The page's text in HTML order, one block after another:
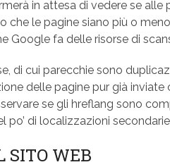
in attesa di vedere se alle
le pagine siano più o
Google fa delle risorse di
di cui parecchie sono
delle pagine pur già inviate
se gli hreflang sono
po’ di localizzazioni
SITO WEB